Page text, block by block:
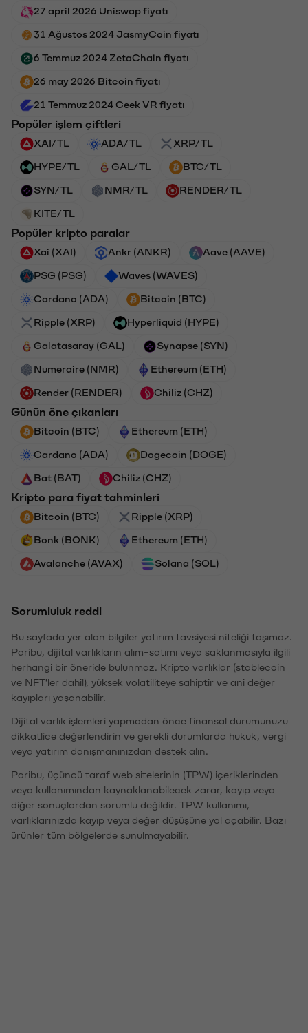
27 april 2026 Uniswap fiyatı
31 Ağustos 2024 JasmyCoin fiyatı
6 Temmuz 2024 ZetaChain fiyatı
26 may 2026 Bitcoin fiyatı
21 Temmuz 2024 Ceek VR fiyatı
Popüler işlem çiftleri
XAI/TL ADA/TL XRP/TL
HYPE/TL GAL/TL BTC/TL
SYN/TL NMR/TL RENDER/TL
KITE/TL
Popüler kripto paralar
Xai (XAI) Ankr (ANKR) Aave (AAVE)
PSG (PSG) Waves (WAVES)
Cardano (ADA) Bitcoin (BTC)
Ripple (XRP) Hyperliquid (HYPE)
Galatasaray (GAL) Synapse (SYN)
Numeraire (NMR) Ethereum (ETH)
Render (RENDER) Chiliz (CHZ)
Günün öne çıkanları
Bitcoin (BTC) Ethereum (ETH)
Cardano (ADA) Dogecoin (DOGE)
Bat (BAT) Chiliz (CHZ)
Kripto para fiyat tahminleri
Bitcoin (BTC) Ripple (XRP)
Bonk (BONK) Ethereum (ETH)
Avalanche (AVAX) Solana (SOL)
Sorumluluk reddi
Bu sayfada yer alan bilgiler yatırım tavsiyesi niteliği taşımaz.
Paribu, dijital varlıkların alım-satımı veya saklanmasıyla ilgili
herhangi bir öneride bulunmaz. Kripto varlıklar (stablecoin
ve NFT'ler dahil), yüksek volatiliteye sahiptir ve ani değer
kayıpları yaşanabilir.
Dijital varlık işlemleri yapmadan önce finansal durumunuzu
dikkatlice değerlendirin ve gerekli durumlarda hukuk, vergi
veya yatırım danışmanınızdan destek alın.
Paribu, üçüncü taraf web sitelerinin (TPW) içeriklerinden
veya kullanımından kaynaklanabilecek zarar, kayıp veya
diğer sonuçlardan sorumlu değildir. TPW kullanımı,
varlıklarınızda kayıp veya değer düşüşüne yol açabilir. Bazı
ürünler tüm bölgelerde sunulmayabilir.